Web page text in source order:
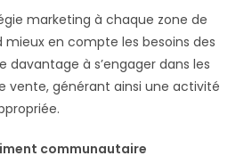
marketing à chaque zone de
mieux en compte les besoins des
davantage à s’engager dans les
vente, générant ainsi une activité
communautaire